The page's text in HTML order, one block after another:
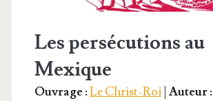
Les persécutions au
Mexique
Ouvrage :Le Christ-Roi| Auteur :